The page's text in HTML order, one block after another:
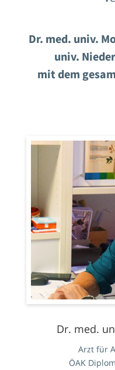
Dr. med. univ.
univ.
mit dem
Dr. med.
Arzt für
ÖAK